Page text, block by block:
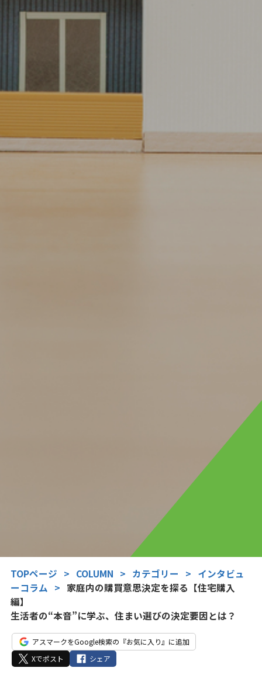
TOPページ > COLUMN > カテゴリー > インタビュ
ーコラム > 家庭内の購買意思決定を探る【住宅購入
編】
生活者の“本音”に学ぶ、住まい選びの決定要因とは？
アスマークをGoogle検索の『お気に入り』に追加
Xでポスト
シェア